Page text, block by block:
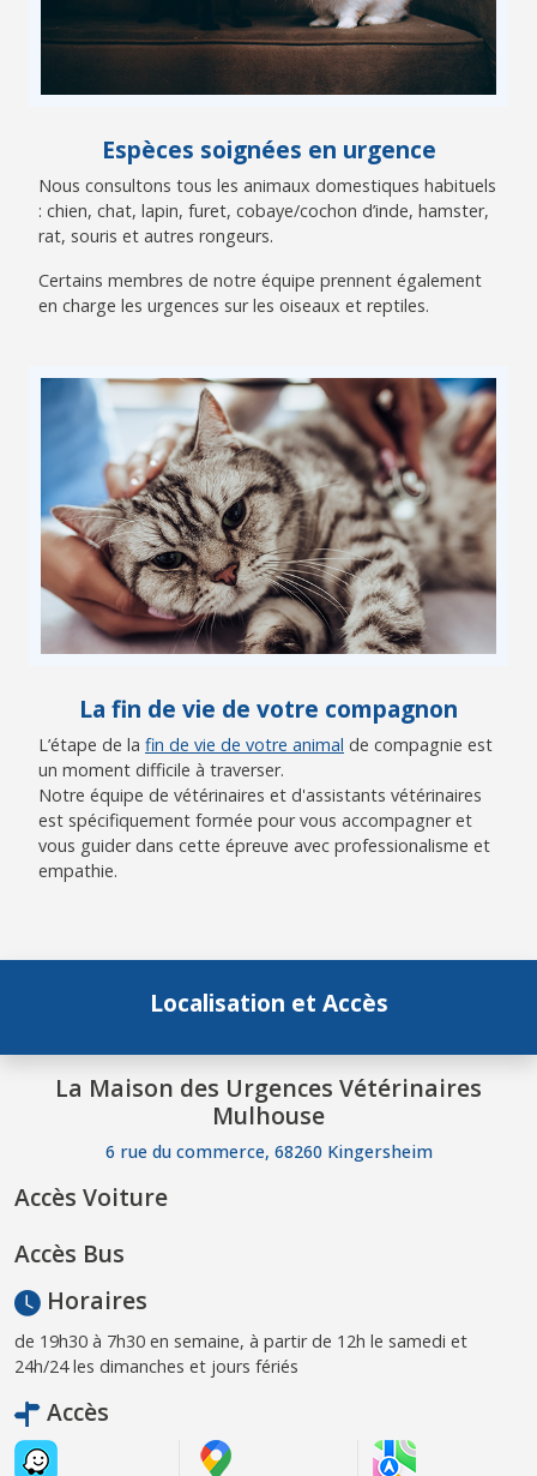
Espèces soignées en urgence
Nous consultons tous les animaux domestiques habituels
: chien, chat, lapin, furet, cobaye/cochon d’inde, hamster,
rat, souris et autres rongeurs.
Certains membres de notre équipe prennent également
en charge les urgences sur les oiseaux et reptiles.
La fin de vie de votre compagnon
L’étape de la fin de vie de votre animal de compagnie est
un moment difficile à traverser.
Notre équipe de vétérinaires et d'assistants vétérinaires
est spécifiquement formée pour vous accompagner et
vous guider dans cette épreuve avec professionalisme et
empathie.
Localisation et Accès
La Maison des Urgences Vétérinaires
Mulhouse
6 rue du commerce, 68260 Kingersheim
Accès Voiture
Accès Bus
Horaires
de 19h30 à 7h30 en semaine, à partir de 12h le samedi et
24h/24 les dimanches et jours fériés
Accès